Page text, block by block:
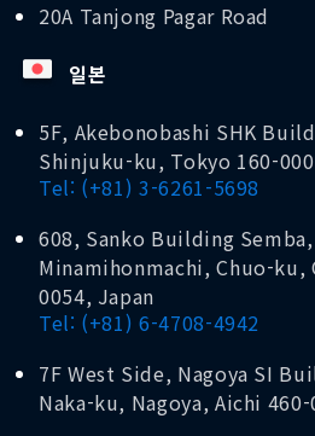
20A Tanjong Pagar Road
일본
5F, Akebonobashi SHK
Shinjuku-ku, Tokyo 160-
Tel: (+81) 3-6261-5698
608, Sanko Building
Minamihonmachi, Chuo-ku,
0054, Japan
Tel: (+81) 6-4708-4942
7F West Side, Nagoya SI
Naka-ku, Nagoya, Aichi